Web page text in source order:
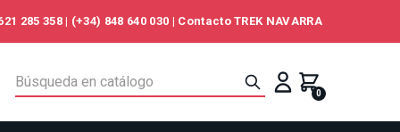
285 358| (+34) 848 640 030 | Contacto TREK NAVARRA
0